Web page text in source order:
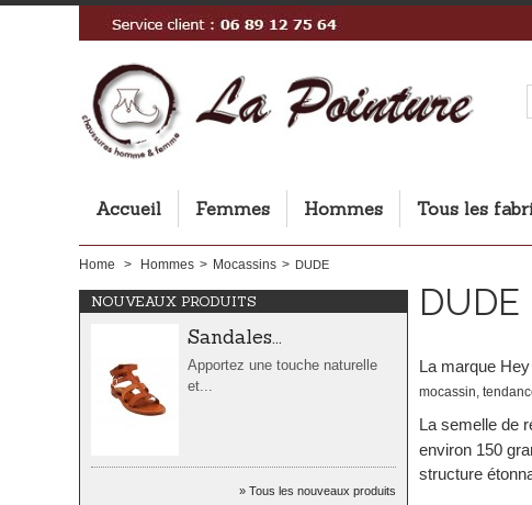
Accueil Femmes Hommes Tous les
Home > Hommes > Mocassins > DUDE
NOUVEAUX PRODUITS
Apportez une touche naturelle
Sandales...
Apportez une touche naturelle
et...
Sandales...Tous les nouveaux produits
DUDE
La marque Hey
mocassin,
La semelle de
environ 150
structure